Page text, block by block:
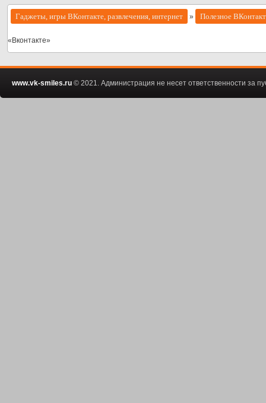
Гаджеты, игры ВКонтакте, развлечения, интернет » Полезное
«Вконтакте»
www.vk-smiles.ru © 2021. Администрация не несет ответственности за